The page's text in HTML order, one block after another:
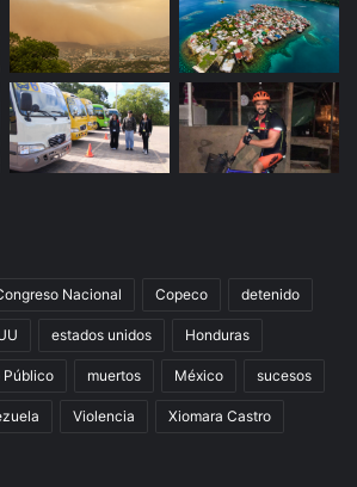
Nacional Copeco detenido
estados unidos Honduras
Público muertos México sucesos
Violencia Xiomara Castro